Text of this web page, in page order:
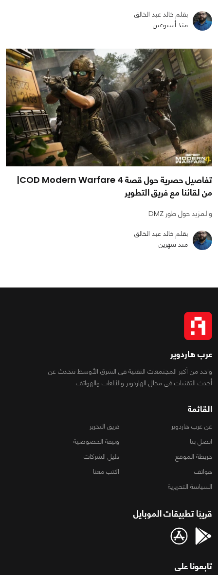
بقلم خالد عبد الخالق
منذ أسبوعين
تفاصيل حصرية حول قصة COD Modern Warfare 4|
من لقائنا مع فريق التطوير
والمزيد حول طور DMZ
بقلم خالد عبد الخالق
منذ شهرين
عرب هاردوير
واحد من أكبر المجتمعات التقنية فى الشرق الأوسط تتحدث عن
أحدث التقنيات فى مجال الهاردوير والألعاب والهواتف
القائمة
عن عرب هاردوير
فريق التحرير
اتصل بنا
وثيقة الخصوصية
خريطة الموقع
دليل الشركات
هواتف
اكتب معنا
السياسة التحريرية
قريبًا تطبيقات الموبايل
تابعونا على